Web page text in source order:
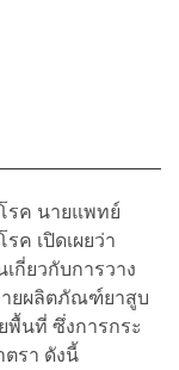
รค นายแพทย์
ค เปิดเผยว่า
กี่ยวกับการวาง
ายผลิตภัณฑ์ยาสูบ
พื้นที่ ซึ่งการกระ
รา ดังนี้